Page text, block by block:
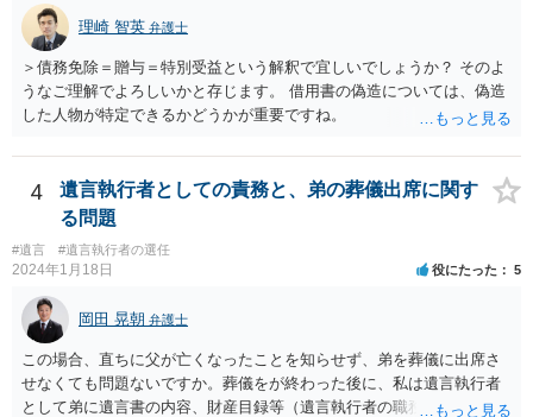
理崎 智英 弁護士
＞債務免除＝贈与＝特別受益という解釈で宜しいでしょうか？ そのよ
うなご理解でよろしいかと存じます。 借用書の偽造については、偽造
した人物が特定できるかどうかが重要ですね。
4
遺言執行者としての責務と、弟の葬儀出席に関す
る問題
#遺言 #遺言執行者の選任
2024年1月18日 役にたった 5
岡田 晃朝 弁護士
この場合、直ちに父が亡くなったことを知らせず、弟を葬儀に出席さ
せなくても問題ないですか。葬儀をが終わった後に、私は遺言執行者
として弟に遺言書の内容、財産目録等（遺言執行者の職務）を知らせ